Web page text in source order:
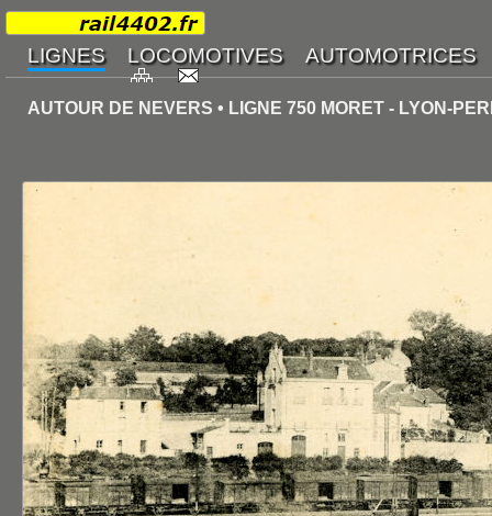
AUTOUR DE NEVERS • LIGNE 750 MORET - LYON-